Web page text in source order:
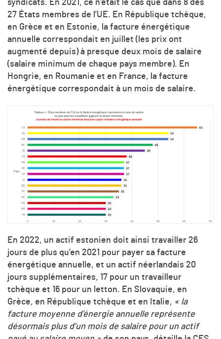
syndicats. En 2021, ce n’était le cas que dans 8 des
27 États membres de l’UE. En République tchèque,
en Grèce et en Estonie, la facture énergétique
annuelle correspondait en juillet (les prix ont
augmenté depuis) à presque deux mois de salaire
(salaire minimum de chaque pays membre). En
Hongrie, en Roumanie et en France, la facture
énergétique correspondait à un mois de salaire.
En 2022, un actif estonien doit ainsi travailler 26
jours de plus qu’en 2021 pour payer sa facture
énergétique annuelle, et un actif néerlandais 20
jours supplémentaires, 17 pour un travailleur
tchèque et 16 pour un letton. En Slovaquie, en
Grèce, en République tchèque et en Italie, « la
facture moyenne d’énergie annuelle représente
désormais plus d’un mois de salaire pour un actif